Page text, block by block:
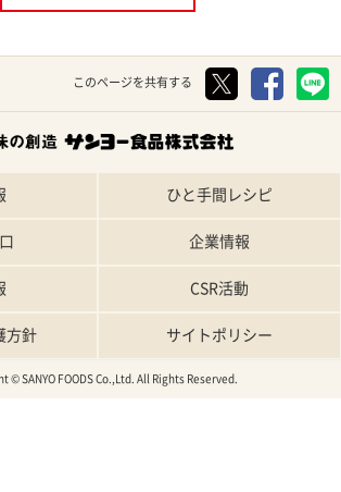
このページを共有する
ひと手間レシピ
企業情報
CSR活動
方針 サイトポリシー
© SANYO FOODS Co.,Ltd. All Rights Reserved.